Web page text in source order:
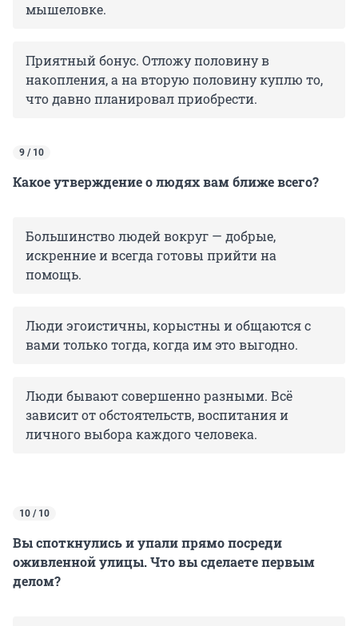
мышеловке.
Приятный бонус. Отложу половину в
накопления, а на вторую половину куплю то,
что давно планировал приобрести.
9 / 10
Какое утверждение о людях вам ближе всего?
Большинство людей вокруг — добрые,
искренние и всегда готовы прийти на
помощь.
Люди эгоистичны, корыстны и общаются с
вами только тогда, когда им это выгодно.
Люди бывают совершенно разными. Всё
зависит от обстоятельств, воспитания и
личного выбора каждого человека.
10 / 10
Вы споткнулись и упали прямо посреди
оживленной улицы. Что вы сделаете первым
делом?